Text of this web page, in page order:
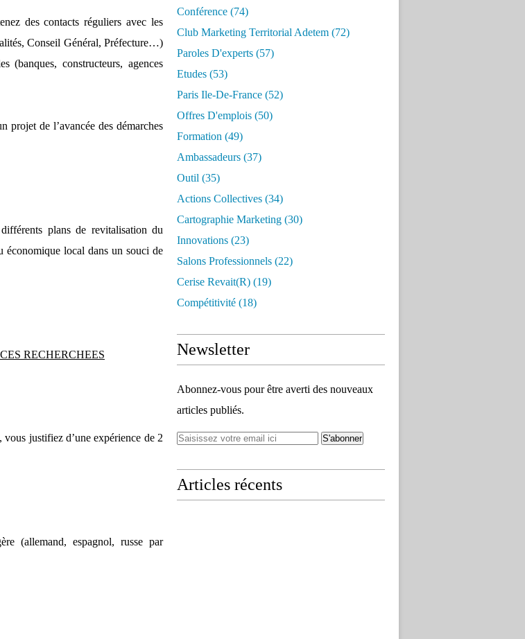
des contacts réguliers avec les
Conseil Général, Préfecture…)
(banques, constructeurs, agences
projet de l’avancée des démarches
plans de revitalisation du
économique local dans un souci de
RECHERCHEES
justifiez d’une expérience de 2
(allemand, espagnol, russe par
Conférence (74)
Club Marketing Territorial Adetem (72)
Paroles D'experts (57)
Etudes (53)
Paris Ile-De-France (52)
Offres D'emplois (50)
Formation (49)
Ambassadeurs (37)
Outil (35)
Actions Collectives (34)
Cartographie Marketing (30)
Innovations (23)
Salons Professionnels (22)
Cerise Revait(r) (19)
Compétitivité (18)
Newsletter
Abonnez-vous pour être averti des nouveaux
articles publiés.
Articles récents